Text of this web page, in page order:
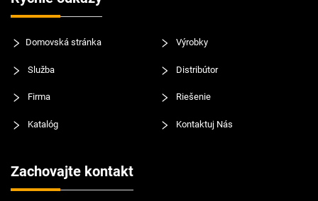
Domovská stránka Výrobky
Služba Distribútor
Firma Riešenie
Katalóg Kontaktuj Nás
Zachovajte kontakt